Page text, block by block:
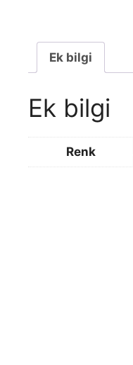
Ek bilgi
Ek bilgi
Renk